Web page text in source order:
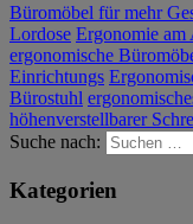
Büromöbel für mehr
Lordose Ergonomie am
ergonomische
Einrichtungs
Bürostuhl
höhenverstellbarer
Suche nach:
Kategorien